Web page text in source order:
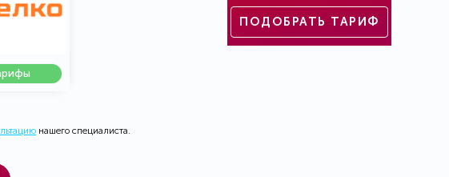
нашего специалиста.
ПОДОБРАТЬ ТАРИФ